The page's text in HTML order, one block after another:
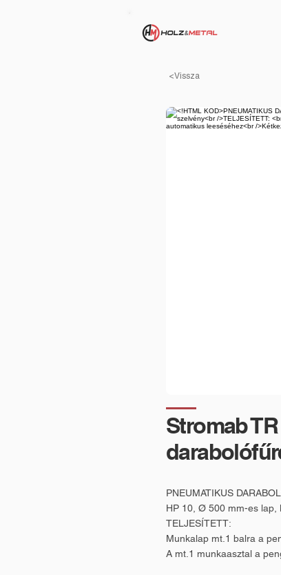
<Vissza
Stromab
PNEUMATIKUS
HP 10, Ø 500 mm-es lap,
TELJESÍTETT:
Munkalap mt.1 balra a
A mt.1 munkaasztal a